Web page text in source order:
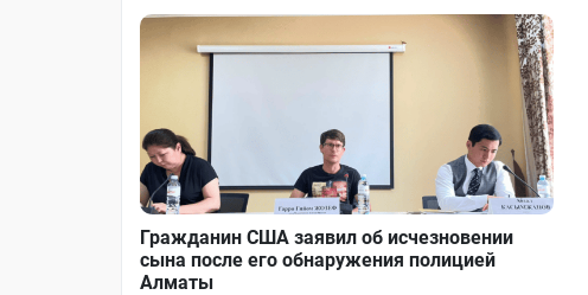
Гражданин США заявил об исчезновении
сына после его обнаружения полицией
Алматы